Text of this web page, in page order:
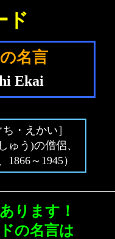
ド
名言
Ekai
・えかい］
ゅう)の僧侶、
～1945）
ります！
の名言は